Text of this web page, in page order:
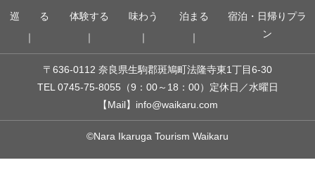
巡 る 体験する 味わう 泊まる
宿泊・日帰りプラ
ン
〒636-0112 奈良県生駒郡斑鳩町法隆寺東1丁目6-30
TEL 0745-75-8055 （9：00～18：00） 定休日／水曜日
【Mail】 info@waikaru.com
©Nara Ikaruga Tourism Waikaru